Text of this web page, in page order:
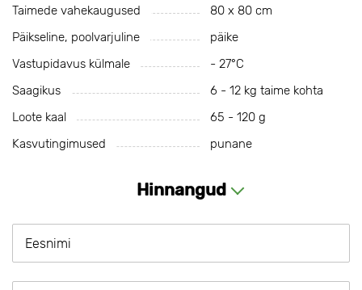
Taimede vahekaugused
80 x 80 cm
Päikseline, poolvarjuline
päike
Vastupidavus külmale
- 27°С
Saagikus
6 - 12 kg taime kohta
Loote kaal
65 - 120 g
Kasvutingimused
punane
Hinnangud